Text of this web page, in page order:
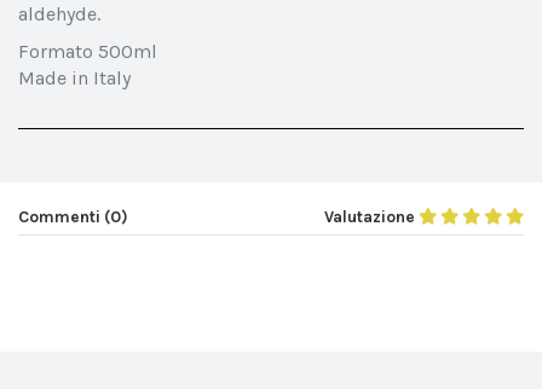
aldehyde.
Formato 500ml
Made in Italy
Valutazione
Commenti (0)